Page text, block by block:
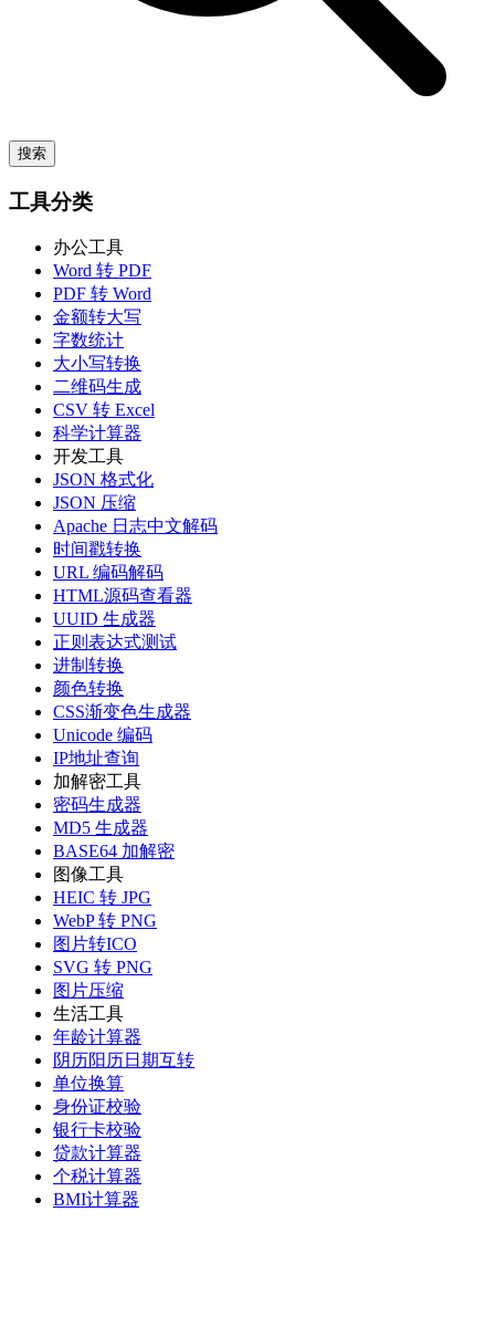
搜索
工具分类
办公工具
Word 转 PDF
PDF 转 Word
金额转大写
字数统计
大小写转换
二维码生成
CSV 转 Excel
科学计算器
开发工具
JSON 格式化
JSON 压缩
Apache 日志中文解码
时间戳转换
URL 编码解码
HTML源码查看器
UUID 生成器
正则表达式测试
进制转换
颜色转换
CSS渐变色生成器
Unicode 编码
IP地址查询
加解密工具
密码生成器
MD5 生成器
BASE64 加解密
图像工具
HEIC 转 JPG
WebP 转 PNG
图片转ICO
SVG 转 PNG
图片压缩
生活工具
年龄计算器
阴历阳历日期互转
单位换算
身份证校验
银行卡校验
贷款计算器
个税计算器
BMI计算器